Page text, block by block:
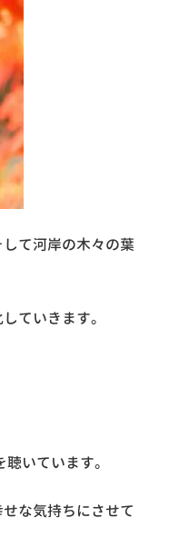
て河岸の木々の葉
ていきます。
いています。
な気持ちにさせて